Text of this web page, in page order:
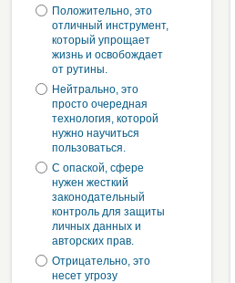
Положительно, это
отличный инструмент,
который упрощает
жизнь и освобождает
от рутины.
Нейтрально, это
просто очередная
технология, которой
нужно научиться
пользоваться.
С опаской, сфере
нужен жесткий
законодательный
контроль для защиты
личных данных и
авторских прав.
Отрицательно, это
несет угрозу